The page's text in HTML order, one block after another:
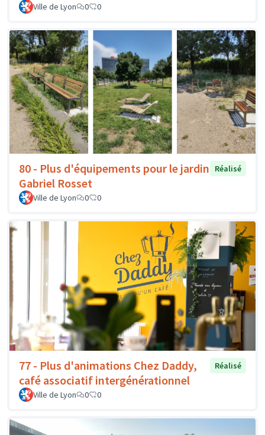
Ville de Lyon 0 0
80 - Plus d'équipements pour le jardin
Gabriel Rosset
Réalisé
Ville de Lyon 0 0
77 - Plus d'animations Chez Daddy,
café associatif intergénérationnel
Réalisé
Ville de Lyon 0 0